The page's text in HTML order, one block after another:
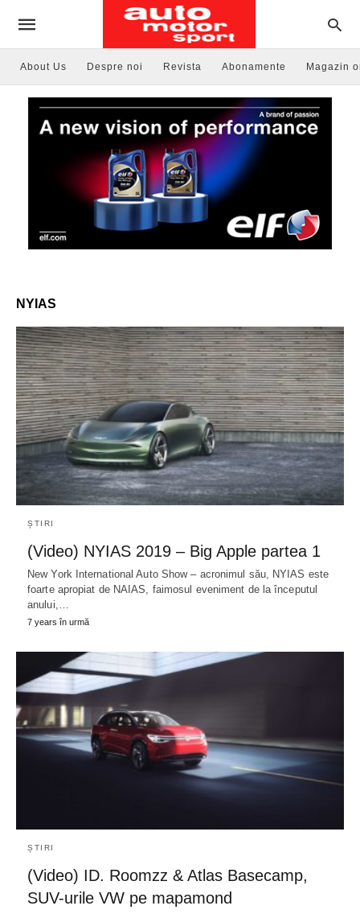
About Us Despre noi Revista Abonamente Magazin
NYIAS
ȘTIRI
(Video) NYIAS 2019 – Big Apple partea 1
New York International Auto Show – acronimul său, NYIAS este
foarte apropiat de NAIAS, faimosul eveniment de la începutul
anului,…
7 years în urmă
ȘTIRI
(Video) ID. Roomzz & Atlas Basecamp,
SUV-urile VW pe mapamond